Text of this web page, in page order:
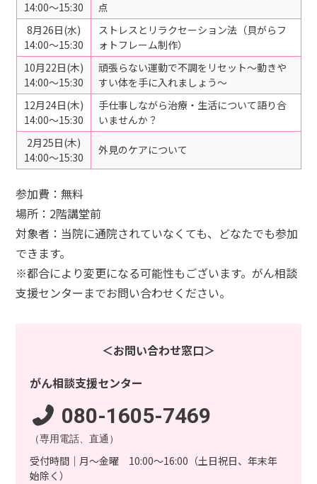
14:00～15:30
点
8月26日(水)
14:00～15:30
ストレスとリラクセーション法（貝がらフ
ォトフレーム制作）
10月22日(木)
14:00～15:30
頑張らない運動で不調をリセット～動きや
すい体を手に入れましょう～
12月24日(木)
14:00～15:30
手仕事しながら治療・生活について語り合
いませんか？
2月25日(木)
14:00～15:30
外見のケアについて
参加費：無料
場所：2階講堂前
対象者：当院に通院されていなくても、どなたでも参加
できます。
※都合により変更になる可能性もございます。がん相談
支援センターまでお問い合わせください。
＜お問い合わせ窓口＞
がん相談支援センター
080-1605-7469
（専用電話、直通）
受付時間｜月～金曜 10:00～16:00（土日祝日、年末年
始除く）